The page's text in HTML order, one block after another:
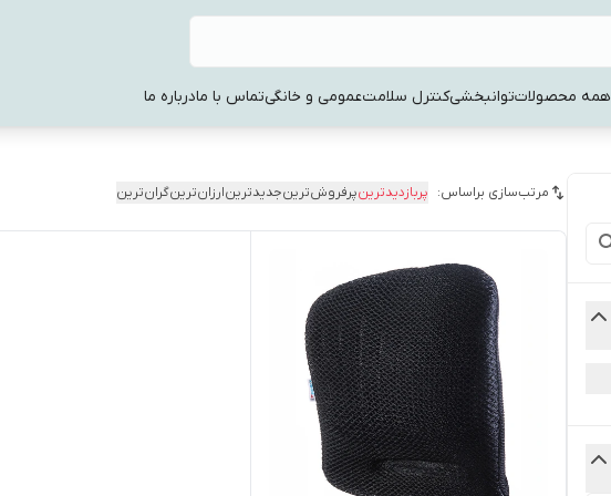
همه محصولاتتوانبخشیکنترل سلامتعمومی و خانگیتماس با مادرباره ما
مرتب‌سازی براساس: پربازدیدترینپرفروش‌ترینجدیدترینارزان‌ترینگران‌ترین